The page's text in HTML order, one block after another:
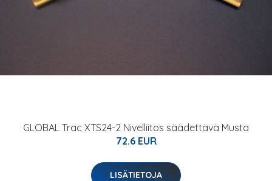
GLOBAL Trac XTS24-2 Nivelliitos säädettävä Musta
72.6 EUR
LISÄTIETOJA